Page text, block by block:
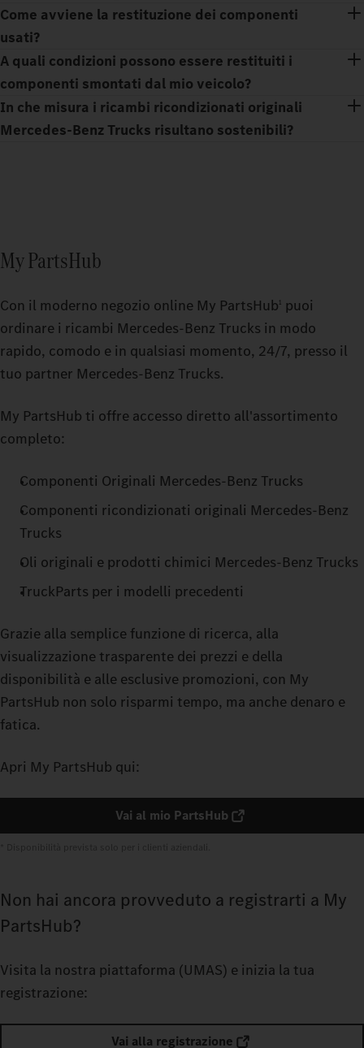
Come avviene la restituzione dei componenti
usati?
A quali condizioni possono essere restituiti i
componenti smontati dal mio veicolo?
In che misura i ricambi ricondizionati originali
Mercedes‑Benz Trucks risultano sostenibili?
My PartsHub
Con il moderno negozio online My PartsHub1 puoi
ordinare i ricambi Mercedes‑Benz Trucks in modo
rapido, comodo e in qualsiasi momento, 24/7, presso il
tuo partner Mercedes‑Benz Trucks.
My PartsHub ti offre accesso diretto all'assortimento
completo:
Componenti Originali Mercedes‑Benz Trucks
Componenti ricondizionati originali Mercedes‑Benz
Trucks
Oli originali e prodotti chimici Mercedes‑Benz Trucks
TruckParts per i modelli precedenti
Grazie alla semplice funzione di ricerca, alla
visualizzazione trasparente dei prezzi e della
disponibilità e alle esclusive promozioni, con My
PartsHub non solo risparmi tempo, ma anche denaro e
fatica.
Apri My PartsHub qui:
Vai al mio PartsHub
Non hai ancora provveduto a registrarti a My
PartsHub?
Visita la nostra piattaforma (UMAS) e inizia la tua
registrazione:
Vai alla registrazione